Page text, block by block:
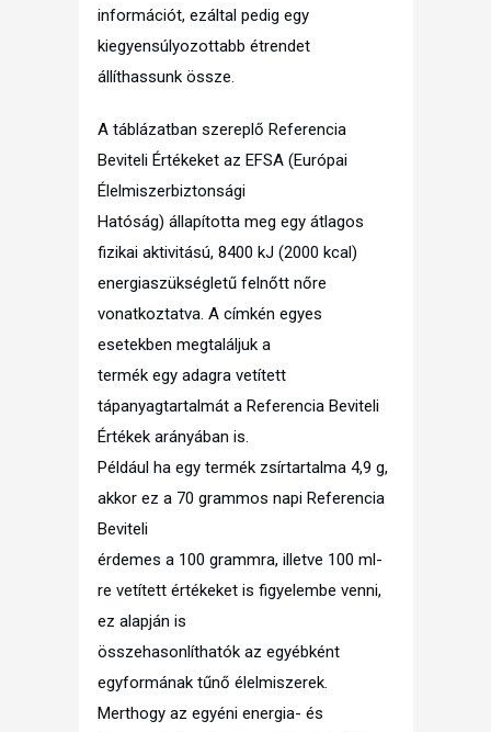
információt, ezáltal pedig egy
kiegyensúlyozottabb étrendet
állíthassunk össze.
A táblázatban szereplő Referencia
Beviteli Értékeket az EFSA (Európai
Élelmiszerbiztonsági
Hatóság) állapította meg egy átlagos
fizikai aktivitású, 8400 kJ (2000 kcal)
energiaszükségletű felnőtt nőre
vonatkoztatva. A címkén egyes
esetekben megtaláljuk a
termék egy adagra vetített
tápanyagtartalmát a Referencia Beviteli
Értékek arányában is.
Például ha egy termék zsírtartalma 4,9 g,
akkor ez a 70 grammos napi Referencia
Beviteli
érdemes a 100 grammra, illetve 100 ml-
re vetített értékeket is figyelembe venni,
ez alapján is
összehasonlíthatók az egyébként
egyformának tűnő élelmiszerek.
Merthogy az egyéni energia- és